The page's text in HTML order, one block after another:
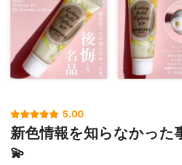
5.00
新色情報を知らなかった
💫